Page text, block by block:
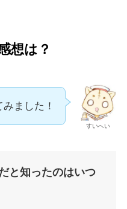
想は？
すいへい
ました！
と知ったのはいつ